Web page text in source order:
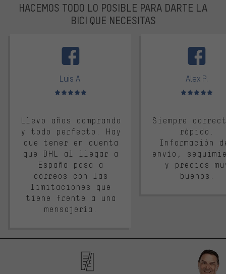
HACEMOS TODO LO POSIBLE PARA DARTE LA
BICI QUE NECESITAS
Luis A.
Valoración media: 5 de 5
Llevo años comprando
y todo perfecto. Hay
que tener en cuenta
que DHL al llegar a
España pasa a
correos con las
limitaciones que
tiene frente a una
mensajería.
Alex P.
Valoración
Siempre
rápido.
Información
envío,
y precios
buenos.